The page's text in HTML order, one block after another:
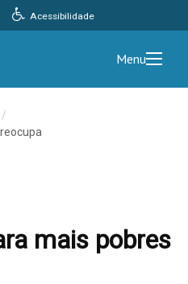
Acessibilidade
Menu
/
mais pobres